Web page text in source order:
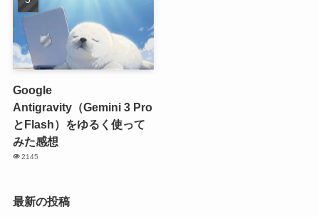
Google
Antigravity（Gemini 3 Pro
とFlash）をゆるく使って
みた感想
2145
最新の投稿